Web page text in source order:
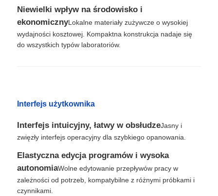
Do domu
Produkty
Kontrola jakości
Skontaktuj się z nami
Nowości
Niewielki wpływ na środowisko i
ekonomicznyLokalne materiały zużywcze o wysokiej
wydajności kosztowej. Kompaktna konstrukcja nadaje się
do wszystkich typów laboratoriów.
Interfejs użytkownika
Interfejs intuicyjny, łatwy w obsłudzeJasny i
zwięzły interfejs operacyjny dla szybkiego opanowania.
Elastyczna edycja programów i wysoka
autonomiaWolne edytowanie przepływów pracy w
zależności od potrzeb, kompatybilne z różnymi próbkami i
czynnikami.